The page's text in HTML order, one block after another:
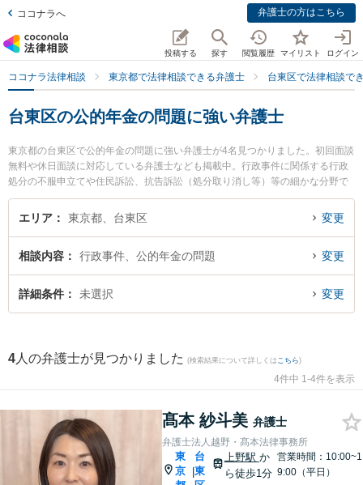
ココナラへ 弁護士の方はこちら
投稿する 探す 閲覧履歴 マイリスト ログイン
ココナラ法律相談 東京都で法律相談できる弁護士 台東区で法律相談で
台東区の公的年金の問題に強い弁護士
東京都の台東区で公的年金の問題に強い弁護士が4名見つかりました。初回面談
無料や休日面談に対応している弁護士なども掲載中。行政事件に関係する行政
処分の不服申立てや住民訴訟、抗告訴訟（処分取り消し等）等の細かな分野で
の絞り込み検索もでき便利です。特に弁護士法人越野・髙本法律事務所の髙本
紗斗美弁護士やアイゼン法律事務所の立山 大就弁護士、KBM法律事務所の宮本
に相談したい』『公的年金の問題のトラブル解決の実績豊富な近くの弁護士を
検索したい』『初回相談無料で公的年金の問題を法律相談できる台東区内の弁
護士に相談予約したい』などでお困りの相談者さんにおすすめです。
エリア 東京都、台東区 変更
相談内容 行政事件、公的年金の問題 変更
詳細条件 未選択 変更
4 人の弁護士が見つかりました (検索結果について詳しくは こちら)
4件中 1-4件を表示
髙本 紗斗美 弁護士
弁護士法人越野・髙本法律事務所
東
京 |
台
東
上野駅 か
ら徒歩1分
営業時間：10:00~1
9:00（平日）